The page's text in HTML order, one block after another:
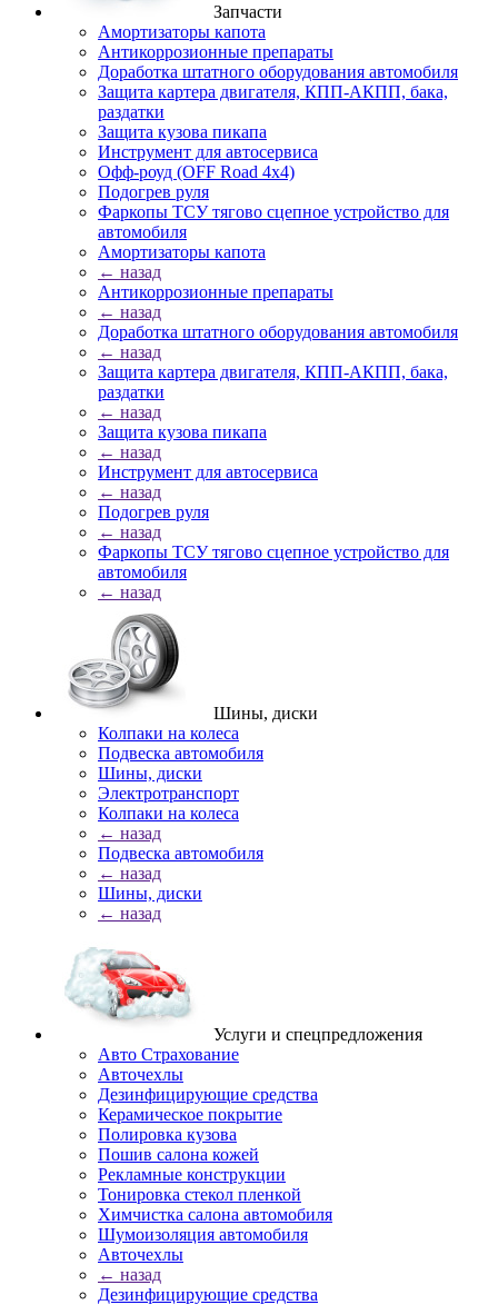
Запчасти
Амортизаторы капота
Антикоррозионные препараты
Доработка штатного оборудования автомобиля
Защита картера двигателя, КПП-АКПП, бака,
раздатки
Защита кузова пикапа
Инструмент для автосервиса
Офф-роуд (OFF Road 4x4)
Подогрев руля
Фаркопы ТСУ тягово сцепное устройство для
автомобиля
Амортизаторы капота
← назад
Антикоррозионные препараты
← назад
Доработка штатного оборудования автомобиля
← назад
Защита картера двигателя, КПП-АКПП, бака,
раздатки
← назад
Защита кузова пикапа
← назад
Инструмент для автосервиса
← назад
Подогрев руля
← назад
Фаркопы ТСУ тягово сцепное устройство для
автомобиля
← назад
Шины, диски
Колпаки на колеса
Подвеска автомобиля
Шины, диски
Электротранспорт
Колпаки на колеса
← назад
Подвеска автомобиля
← назад
Шины, диски
← назад
Услуги и спецпредложения
Авто Страхование
Авточехлы
Дезинфицирующие средства
Керамическое покрытие
Полировка кузова
Пошив салона кожей
Рекламные конструкции
Тонировка стекол пленкой
Химчистка салона автомобиля
Шумоизоляция автомобиля
Авточехлы
← назад
Дезинфицирующие средства